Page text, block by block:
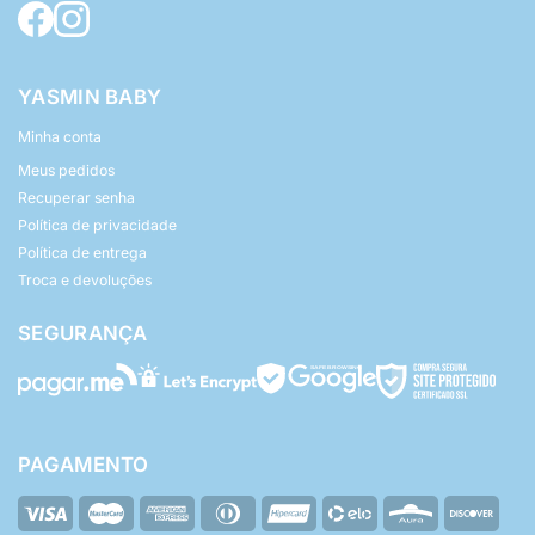
YASMIN BABY
Minha conta
Meus pedidos
Recuperar senha
Política de privacidade
Política de entrega
Troca e devoluções
SEGURANÇA
PAGAMENTO